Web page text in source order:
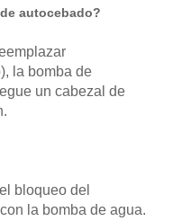
autocebado?
la bomba de
un cabezal de
bloqueo del
la bomba de agua.